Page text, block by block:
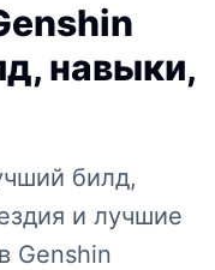
навыки,
билд,
и лучшие
Genshin